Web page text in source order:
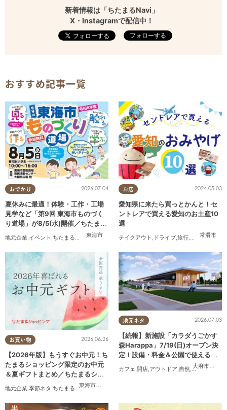
新着情報は「ちたまるNavi」
X・Instagramで配信中！
フォローする
おすすめ記事一覧
おでかけ
東海市
2026.07.04
夏休みに最適！体験・工作・工場
見学など「第9回 東海市ものづく
り道場」が8/5(水)開催／ちたまる
広告
地元企業,イベント ,ちたまる広告 ,親子,家族
お店
常滑市
2024.05.03
愛知県に来たら買っとかんと！セ
ントレアで買える愛知のお土産10
選
テイクアウト , ドライブ,旅行,観光,家族,
お買い物
東海市
,大府市
2026.06.26
【2026年版】もうすぐお中元！ち
たまるショッピング限定のお中元
＆夏ギフトまとめ／ちたまるショ
ッピング
地元企業,季節ネタ ,ちたまるショッピング
地元ネタ
大府市
,東浦
2026.07.03
【続報】新施設「カラダうごかす
森Harappa」7/19(日)オープン決
定！設備・料金＆公園で使えるレ
カフェ 開店 アウトドア 自然 まちネタ,